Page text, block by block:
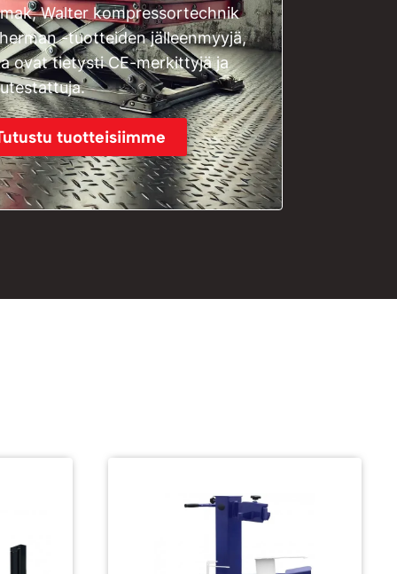
Walter kompressortechnik
-tuotteiden jälleenmyyjä,
ovat tietysti CE-merkittyjä ja
tuotteisiimme